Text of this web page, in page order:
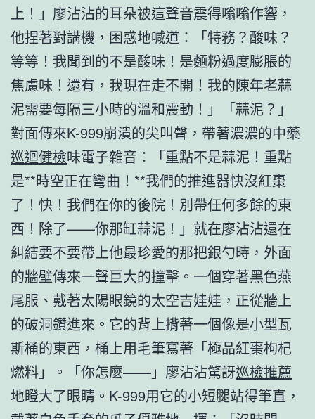
上！」廖沾沾的耳朵被這聲音震得嗡嗡作響，
他捏著對講機，困惑地喊道：「特務？酸味？
等等！我聞到的不是酸味！是麵粉過度膨脹的
焦慮味！還有，我現在走不開！我的陳年老蒜
泥需要每隔三小時的溫和震動！」「蒜泥？」
對面傳來K-999崩潰的尖叫聲，帶著濃濃的中藥
巡迴健檢味電子雜音：「重點不是蒜泥！重點
是**時空正在彎曲！**我們的推進器快沒紅棗
了！快！我們在你的後院！別帶任何多餘的東
西！除了——你那缸蒜泥！」就在廖沾沾還在
糾結要不要帶上他最珍愛的那把銀勺時，外面
的牆壁傳來一聲巨大的撞擊。一個穿著黑色燕
尾服、戴著太陽眼鏡的太空吉娃娃，正從牆上
的破洞鑽進來。它的背上揹著一個像是小型瓦
斯桶的東西，桶上用毛筆寫著「極品紅棗枸杞
燃料」。「你怎麼——」廖沾沾驚訝巡檢推薦
地瞪大了眼睛。K-999用它的小短腿站得筆直，